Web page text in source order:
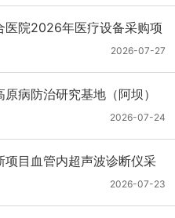
医院2026年医疗设备采购项
告
2026-07-27
病防治研究基地（阿坝）
支持类医疗设备购置项目招
2026-07-24
项目血管内超声波诊断仪采
公告
2026-07-23